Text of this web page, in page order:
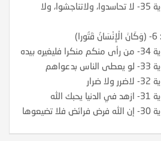
شرح الأربعون النووية 35- لا تحاسدوا، ولاتناجشوا، ولا